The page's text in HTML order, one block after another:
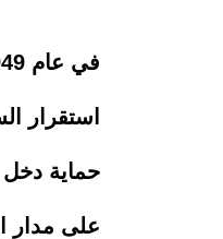
في عام 1949، أصدرت الحكومة الأمريكية قانونًا يسمح بشراء الفائض من منتجات الألبان عندما تنخفض الأسعار بشكل حاد، وذلك بهدف:
استقرار
حماية دخل
على مدار